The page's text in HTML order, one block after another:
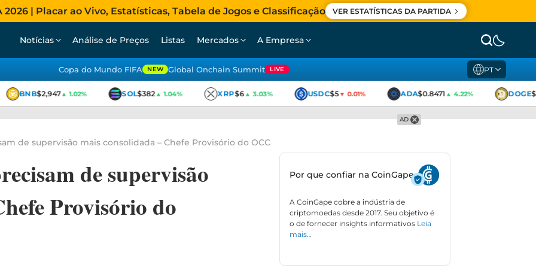
| Placar ao Vivo, Estatísticas, Tabela de Jogos e Classificação VER ESTATÍSTICAS DA PARTIDA
Notícias Análise de Preços Listas Mercados A Empresa
Copa do Mundo FIFA NEW Global Onchain Summit LIVE PT
BNB$2,947▲ 1.02% SOL$382▲ 1.04% XRP$6▲ 3.03% USDC$5▼ 0.01% ADA$0.8471▲ 4.22% DOGE
AD
de supervisão mais consolidada – Chefe Provisório do OCC
de supervisão
Provisório do
Por que confiar na CoinGape
A CoinGape cobre a indústria de
criptomoedas desde 2017. Seu objetivo é
o de fornecer insights informativos Leia
mais…